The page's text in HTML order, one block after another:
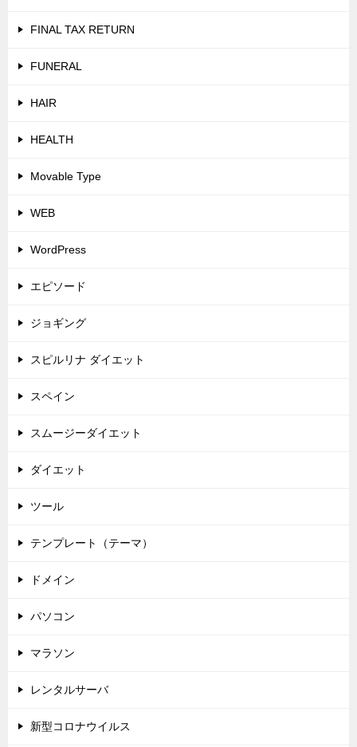
FINAL TAX RETURN
FUNERAL
HAIR
HEALTH
Movable Type
WEB
WordPress
エピソード
ジョギング
スピルリナ ダイエット
スペイン
スムージーダイエット
ダイエット
ツール
テンプレート（テーマ）
ドメイン
パソコン
マラソン
レンタルサーバ
新型コロナウイルス